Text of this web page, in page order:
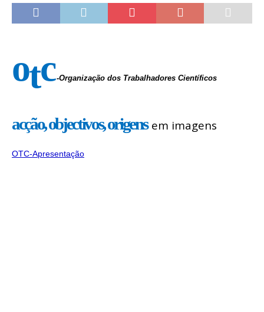
otc-Organização dos Trabalhadores Científicos
acção, objectivos, origens em imagens
OTC-Apresentação